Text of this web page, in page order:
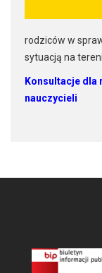
rodziców w
sytuacją na
Konsultacje dla
nauczycieli